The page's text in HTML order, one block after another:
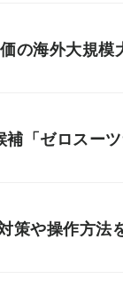
の海外大規
補「ゼロスー
策や操作方